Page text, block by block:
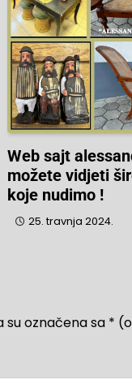
Web sajt
možete vidjeti
koje nudimo !
25. travnja 2024.
su označena sa *